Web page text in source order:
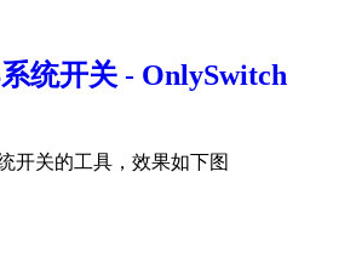
统开关 - OnlySwitch
开关的工具，效果如下图